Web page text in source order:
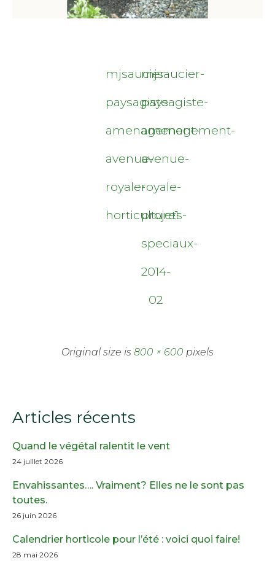
mjsaucier-
paysagiste-
amenagement-
avenue-
royale-
horticulture1
mjsaucier-
paysagiste-
amenagement-
avenue-
royale-
projets-
speciaux-
2014-
02
Original size is 800 × 600 pixels
Articles récents
Quand le végétal ralentit le vent
24 juillet 2026
Envahissantes…. Vraiment? Elles ne le sont pas
toutes.
26 juin 2026
Calendrier horticole pour l’été : voici quoi faire!
28 mai 2026